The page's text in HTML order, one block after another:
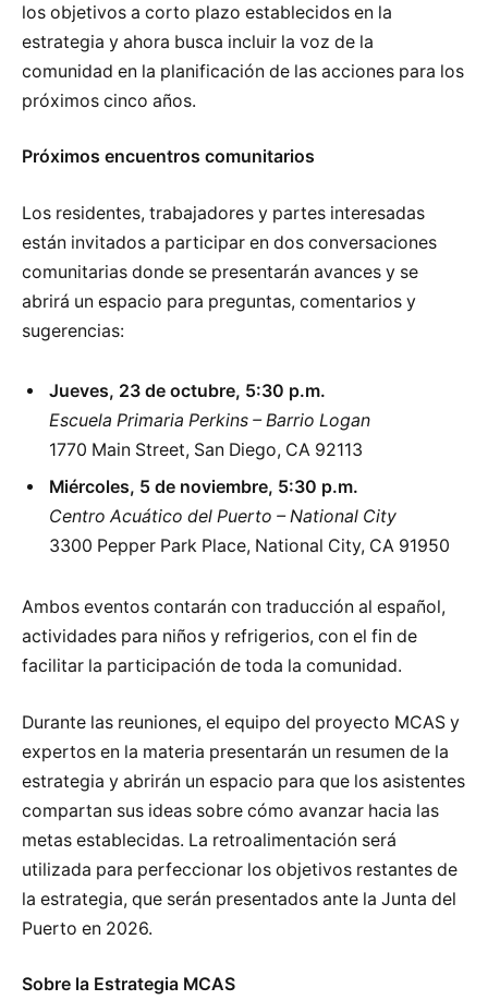
los objetivos a corto plazo establecidos en la
estrategia y ahora busca incluir la voz de la
comunidad en la planificación de las acciones para los
próximos cinco años.
Próximos encuentros comunitarios
Los residentes, trabajadores y partes interesadas
están invitados a participar en dos conversaciones
comunitarias donde se presentarán avances y se
abrirá un espacio para preguntas, comentarios y
sugerencias:
Jueves, 23 de octubre, 5:30 p.m.
Escuela Primaria Perkins – Barrio Logan
1770 Main Street, San Diego, CA 92113
Miércoles, 5 de noviembre, 5:30 p.m.
Centro Acuático del Puerto – National City
3300 Pepper Park Place, National City, CA 91950
Ambos eventos contarán con traducción al español,
actividades para niños y refrigerios, con el fin de
facilitar la participación de toda la comunidad.
Durante las reuniones, el equipo del proyecto MCAS y
expertos en la materia presentarán un resumen de la
estrategia y abrirán un espacio para que los asistentes
compartan sus ideas sobre cómo avanzar hacia las
metas establecidas. La retroalimentación será
utilizada para perfeccionar los objetivos restantes de
la estrategia, que serán presentados ante la Junta del
Puerto en 2026.
Sobre la Estrategia MCAS